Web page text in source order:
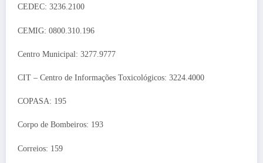
CEDEC: 3236.2100
CEMIG: 0800.310.196
Centro Municipal: 3277.9777
CIT – Centro de Informações Toxicológicos: 3224.4000
COPASA: 195
Corpo de Bombeiros: 193
Correios: 159